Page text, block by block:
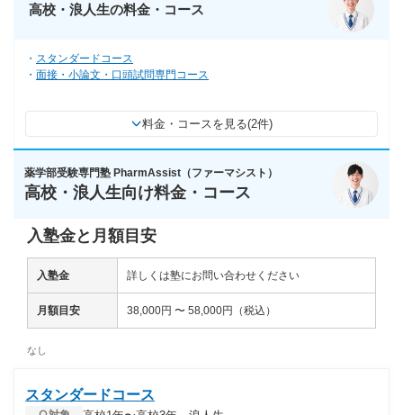
高校・浪人生の料金・コース
スタンダードコース
面接・小論文・口頭試問専門コース
料金・コースを見る(2件)
薬学部受験専門塾 PharmAssist（ファーマシスト）
高校・浪人生向け料金・コース
入塾金と月額目安
入塾金 詳しくは塾にお問い合わせください
月額目安 38,000円 〜 58,000円（税込）
なし
スタンダードコース